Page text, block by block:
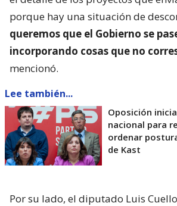
porque hay una situación de
queremos que el Gobierno se
incorporando cosas que no
mencionó.
Lee también...
Oposición
nacional para
ordenar
de Kast
Por su lado, el diputado Luis